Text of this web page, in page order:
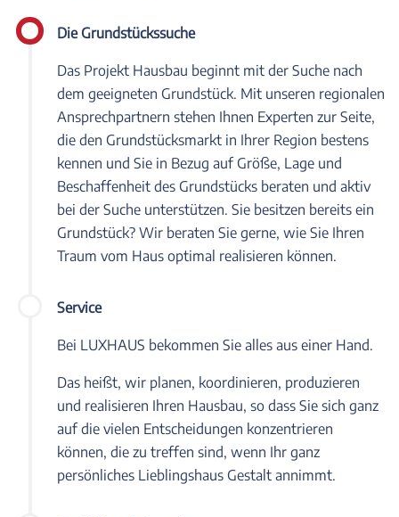
Die Grundstückssuche
Das Projekt Hausbau beginnt mit der Suche nach
dem geeigneten Grundstück. Mit unseren regionalen
Ansprechpartnern stehen Ihnen Experten zur Seite,
die den Grundstücksmarkt in Ihrer Region bestens
kennen und Sie in Bezug auf Größe, Lage und
Beschaffenheit des Grundstücks beraten und aktiv
bei der Suche unterstützen. Sie besitzen bereits ein
Grundstück? Wir beraten Sie gerne, wie Sie Ihren
Traum vom Haus optimal realisieren können.
Service
Bei LUXHAUS bekommen Sie alles aus einer Hand.
Das heißt, wir planen, koordinieren, produzieren
und realisieren Ihren Hausbau, so dass Sie sich ganz
auf die vielen Entscheidungen konzentrieren
können, die zu treffen sind, wenn Ihr ganz
persönliches Lieblingshaus Gestalt annimmt.